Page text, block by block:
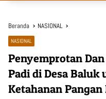
Beranda NASIONAL
NASIONAL
Penyemprotan
Padi di Desa
Ketahanan Pangan